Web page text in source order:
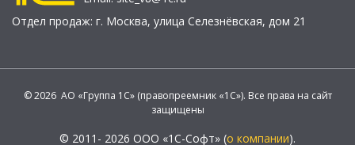
Отдел продаж: г. Москва, улица Селезнёвская, дом 21
© 2026 АО «Группа 1С» (правопреемник «1С»). Все права на сайт
защищены
© 2011- 2026 ООО «1С-Софт» (о компании).